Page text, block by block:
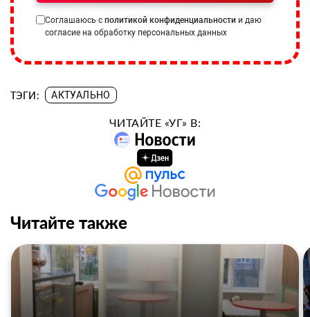
Соглашаюсь с политикой конфиденциальности и даю
согласие на обработку персональных данных
ТЭГИ: АКТУАЛЬНО
ЧИТАЙТЕ «УГ» В:
Читайте также